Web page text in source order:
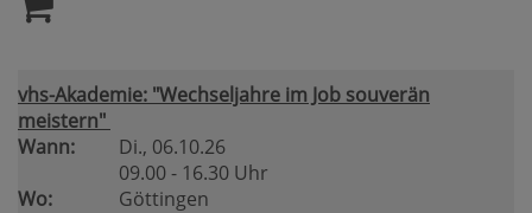
vhs-Akademie: "Wechseljahre im Job souverän
meistern"
Wann:
Di., 06.10.26
09.00 - 16.30 Uhr
Wo:
Göttingen